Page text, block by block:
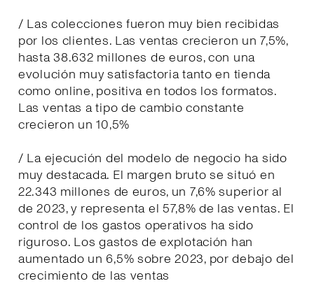
/ Las colecciones fueron muy bien recibidas
por los clientes. Las ventas crecieron un 7,5%,
hasta 38.632 millones de euros, con una
evolución muy satisfactoria tanto en tienda
como online, positiva en todos los formatos.
Las ventas a tipo de cambio constante
crecieron un 10,5%
/ La ejecución del modelo de negocio ha sido
muy destacada. El margen bruto se situó en
22.343 millones de euros, un 7,6% superior al
de 2023, y representa el 57,8% de las ventas. El
control de los gastos operativos ha sido
riguroso. Los gastos de explotación han
aumentado un 6,5% sobre 2023, por debajo del
crecimiento de las ventas